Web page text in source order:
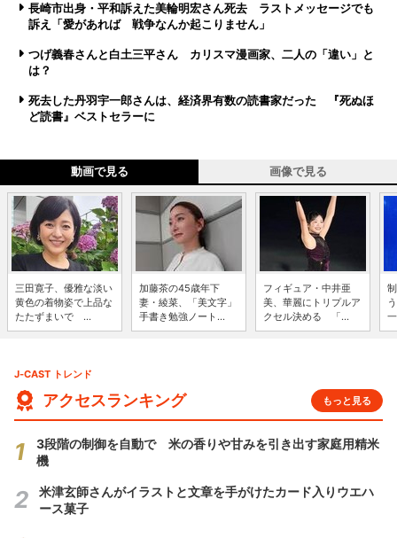
長崎市出身・平和訴えた美輪明宏さん死去 ラストメッセージでも
訴え「愛があれば 戦争なんか起こりません」
つげ義春さんと白土三平さん カリスマ漫画家、二人の「違い」と
は？
死去した丹羽宇一郎さんは、経済界有数の読書家だった 『死ぬほ
ど読書』ベストセラーに
動画で見る 画像で見る
三田寛子、優雅な淡い
黄色の着物姿で上品な
たたずまいで ...
加藤茶の45歳年下
妻・綾菜、「美文字」
手書き勉強ノート...
フィギュア・中井亜
美、華麗にトリプルア
クセル決める 「...
J-CAST トレンド
アクセスランキング もっと見る
3段階の制御を自動で 米の香りや甘みを引き出す家庭用精米
機
米津玄師さんがイラストと文章を手がけたカード入りウエハ
ース菓子